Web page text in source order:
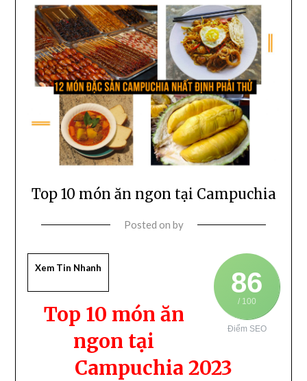
Top 10 món ăn ngon tại Campuchia
Posted on by
86
/ 100
Điểm SEO
Xem Tin Nhanh
Top 10 món ăn
ngon tại
Campuchia 2023